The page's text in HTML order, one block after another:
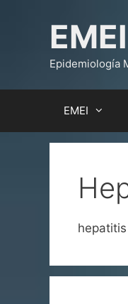
EMEI
Epidemiología
EMEI